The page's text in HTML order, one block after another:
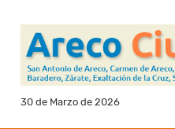
30 de Marzo de 2026